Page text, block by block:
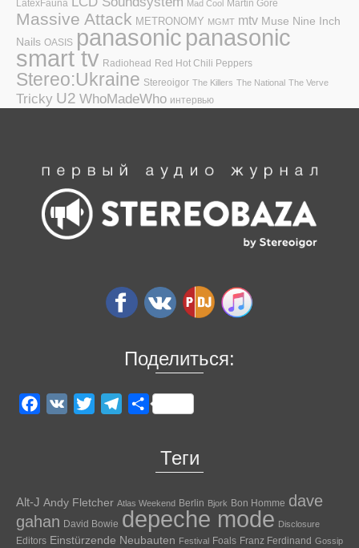
LatexFauna Mad Cool Martin Gore
Massive Attack METRONOMY MGMT mtv Muse Nine Inch
Nails OASIS panasonic panasonic
smart tv Radiohead Red Hot Chili Peppers
Stereo:Ukraine Stereoigor The Killers The National The Verve
Tricky U2 WhoMadeWho интервью
Поделиться:
Facebook
VK Twitter TelegramОтправить
Теги
Alt-J Andy Fletcher Atlas Weekend Berlin Bjork Bon Homme dave
gahan David Bowie depeche mode Disclosure
Editors Einstürzende Neubauten Festival Foals Franz Ferdinand Gossip